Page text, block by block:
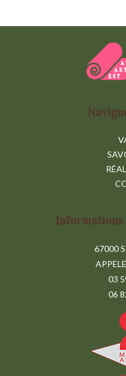
Informations
67000
03
06